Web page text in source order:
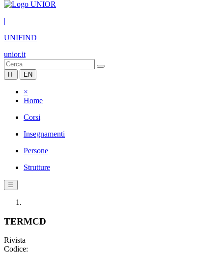
|
UNIFIND
unior.it
IT EN
×
Home
Corsi
Insegnamenti
Persone
Strutture
☰
TERMCD
Rivista
Codice: